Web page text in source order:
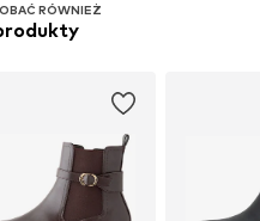
RÓWNIEŻ